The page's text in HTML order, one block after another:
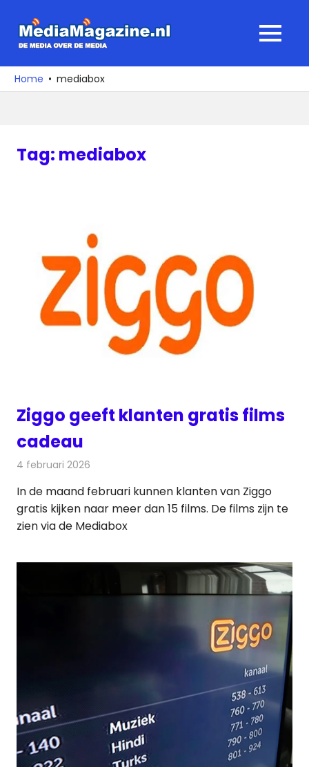
naar
media
over
MENU
Home mediabox
Tag: mediabox
Ziggo geeft klanten gratis films
cadeau
4 februari 2026
In de maand februari kunnen klanten van Ziggo
gratis kijken naar meer dan 15 films. De films zijn te
zien via de Mediabox